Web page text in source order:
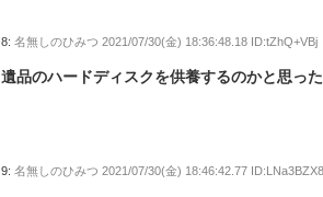
8:名無しのひみつ 2021/07/30(金) 18:36:48.18 ID:tZhQ+VBj
遺品のハードディスクを供養するのかと思った
9:名無しのひみつ 2021/07/30(金) 18:46:42.77